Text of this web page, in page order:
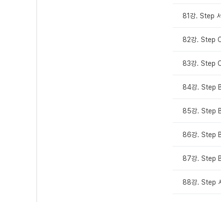
81강. Step
82강. Step
83강. Step
84강. Step
85강. Step
86강. Step
87강. Step
88강. Step